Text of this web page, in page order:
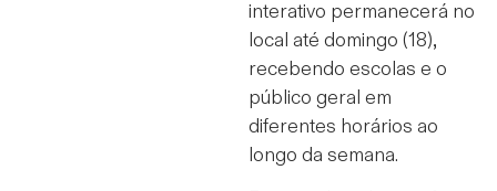
interativo permanecerá no
local até domingo (18),
recebendo escolas e o
público geral em
diferentes horários ao
longo da semana.